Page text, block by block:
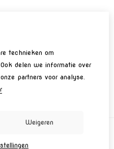
technieken om
delen we informatie over
partners voor analyse.
Weigeren